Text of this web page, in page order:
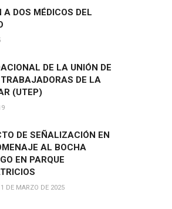
DOS MÉDICOS DEL
DE LA UNIÓN DE
DE LA
(UTEP)
DE SEÑALIZACIÓN EN
AL BOCHA
EN PARQUE
DE MARZO DE 2025